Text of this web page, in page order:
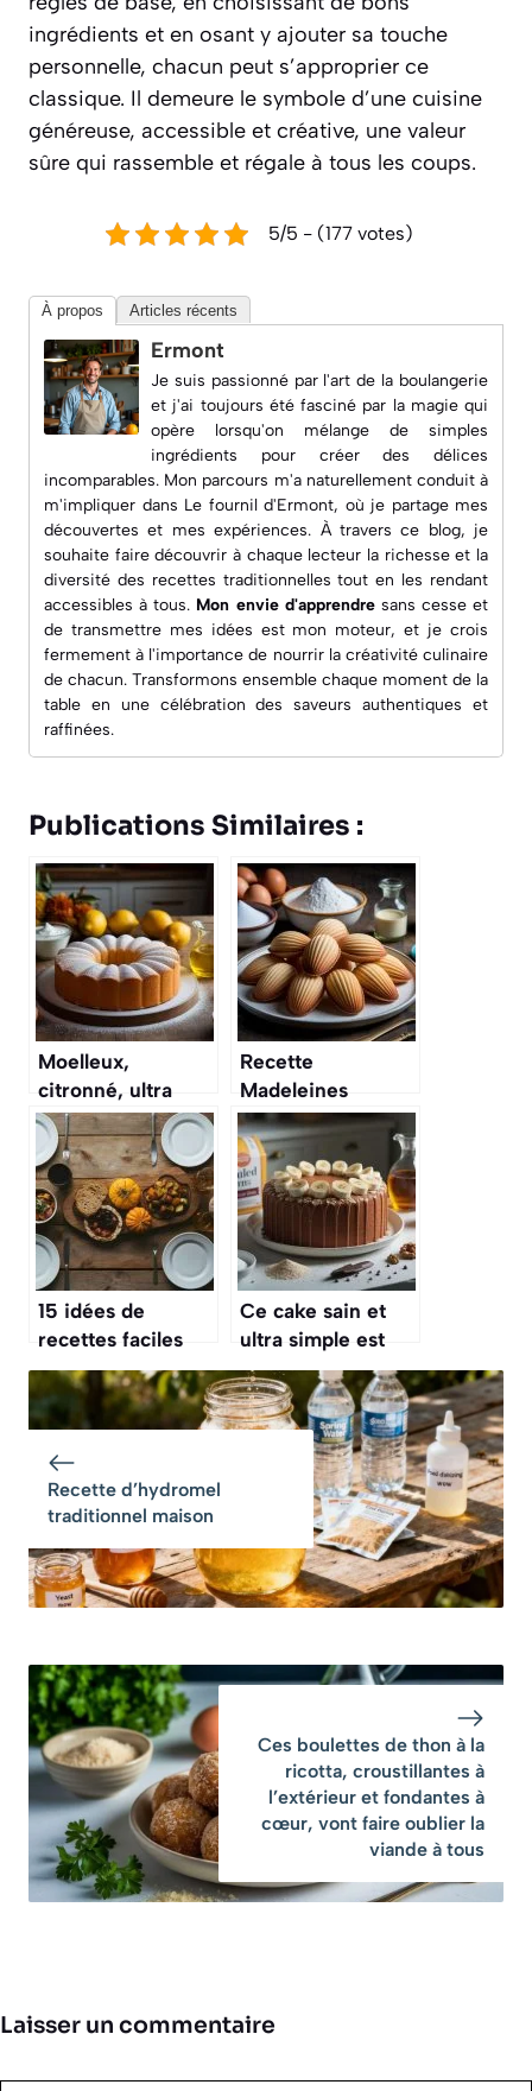
ingrédients et en osant y ajouter sa touche
personnelle, chacun peut s’approprier ce
classique. Il demeure le symbole d’une cuisine
généreuse, accessible et créative, une valeur
sûre qui rassemble et régale à tous les coups.
5/5 - (177 votes)
À propos Articles récents
Ermont
Je suis passionné par l'art de la boulangerie
et j'ai toujours été fasciné par la magie qui
opère lorsqu'on mélange de simples
ingrédients pour créer des délices
incomparables. Mon parcours m'a naturellement conduit à
m'impliquer dans Le fournil d'Ermont, où je partage mes
découvertes et mes expériences. À travers ce blog, je
souhaite faire découvrir à chaque lecteur la richesse et la
diversité des recettes traditionnelles tout en les rendant
accessibles à tous. Mon envie d'apprendresans cesse et
de transmettre mes idées est mon moteur, et je crois
fermement à l'importance de nourrir la créativité culinaire
de chacun. Transformons ensemble chaque moment de la
table en une célébration des saveurs authentiques et
raffinées.
Publications Similaires :
Moelleux,
citronné, ultra
simple : ce gâteau
au yaourt façon
Cyril Lignac
parfume la maison
dès le matin
d’automne
Recette
Madeleines
Moelleuses au
Beurre
15 idées de
recettes faciles
pour vos dîners
d’octobre
Ce cake sain et
ultra simple est
validé pour le
petit-déjeuner par
une diététicienne
(et il détrône
largement le
gâteau au yaourt)
Recette d’hydromel
traditionnel maison
Ces boulettes de thon à la
ricotta, croustillantes à
l’extérieur et fondantes à
cœur, vont faire oublier la
viande à tous
Laisser un commentaire